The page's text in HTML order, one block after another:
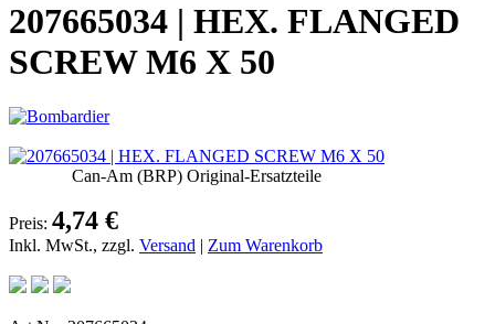
207665034 | HEX. FLANGED
SCREW M6 X 50
Can-Am (BRP) Original-Ersatzteile
Preis: 4,74 €
Inkl. MwSt., zzgl. Versand | Zum Warenkorb